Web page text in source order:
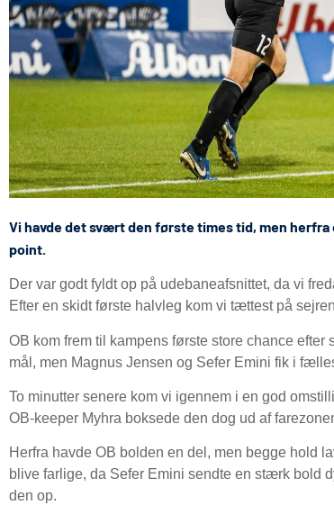
Vi havde det svært den første times tid, men
point.
Der var godt fyldt op på udebaneafsnittet, da vi
Efter en skidt første halvleg kom vi tættest på
OB kom frem til kampens første store chance
mål, men Magnus Jensen og Sefer Emini fik i
To minutter senere kom vi igennem i en god
OB-keeper Myhra boksede den dog ud af
Herfra havde OB bolden en del, men begge hold
blive farlige, da Sefer Emini sendte en stærk bold
den op.